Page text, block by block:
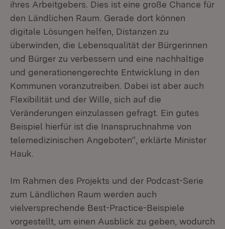
ihres Arbeitgebers. Dies ist eine große Chance für
den Ländlichen Raum. Gerade dort können
digitale Lösungen helfen, Distanzen zu
überwinden, die Lebensqualität der Bürgerinnen
und Bürger zu verbessern und eine nachhaltige
und generationengerechte Entwicklung in den
Kommunen voranzutreiben. Dabei ist aber auch
Flexibilität und der Wille, sich auf die
Veränderungen einzulassen gefragt. Ein gutes
Beispiel hierfür ist die Inanspruchnahme von
telemedizinischen Angeboten“, erklärte Minister
Hauk.
Im Rahmen des Projekts und der Podcast-Serie
zum Ländlichen Raum werden auch
vielversprechende Best-Practice-Beispiele
vorgestellt, um einen Ausblick zu geben, wodurch